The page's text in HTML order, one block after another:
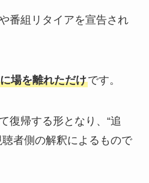
番組リタイアを宣告され
場を離れただけです。
復帰する形となり、“追
者側の解釈によるもので